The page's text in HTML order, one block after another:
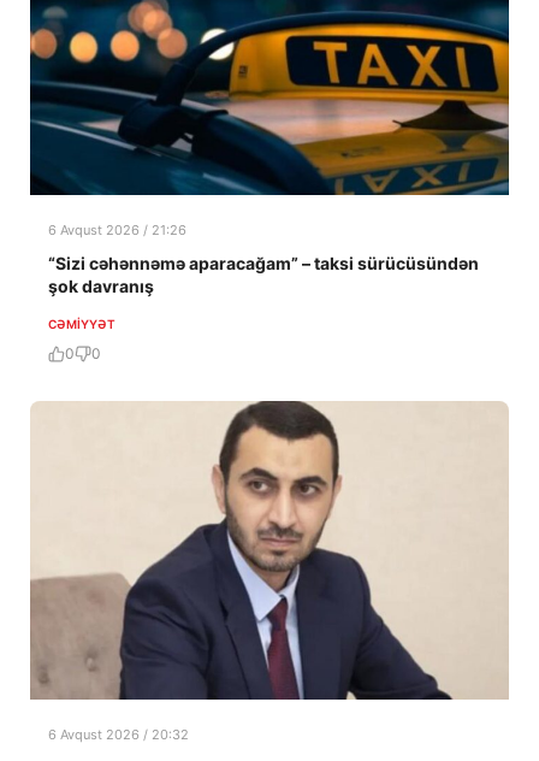
6 Avqust 2026 / 21:26
“Sizi cəhənnəmə aparacağam” – taksi sürücüsündən
şok davranış
CƏMIYYƏT
0 0
6 Avqust 2026 / 20:32